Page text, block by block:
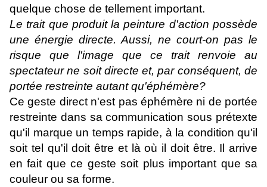
quelque chose de tellement important.
Le trait que produit la peinture d'action possède
une énergie directe. Aussi, ne court-on pas le
risque que l'image que ce trait renvoie au
spectateur ne soit directe et, par conséquent, de
portée restreinte autant qu'éphémère?
Ce geste direct n'est pas éphémère ni de portée
restreinte dans sa communication sous prétexte
qu'il marque un temps rapide, à la condition qu'il
soit tel qu'il doit être et là où il doit être. Il arrive
en fait que ce geste soit plus important que sa
couleur ou sa forme.